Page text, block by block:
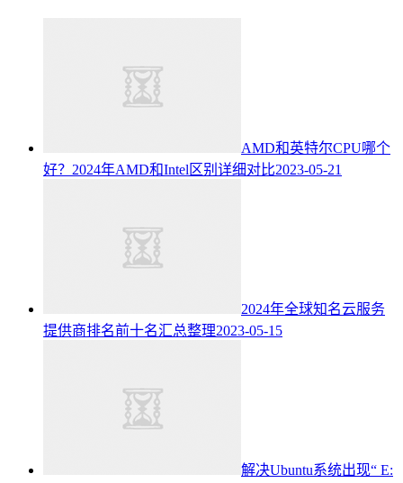
AMD和英特尔CPU哪个
好？2024年AMD和Intel区别详细对比2023-05-21
2024年全球知名云服务
提供商排名前十名汇总整理2023-05-15
解决Ubuntu系统出现“ E: